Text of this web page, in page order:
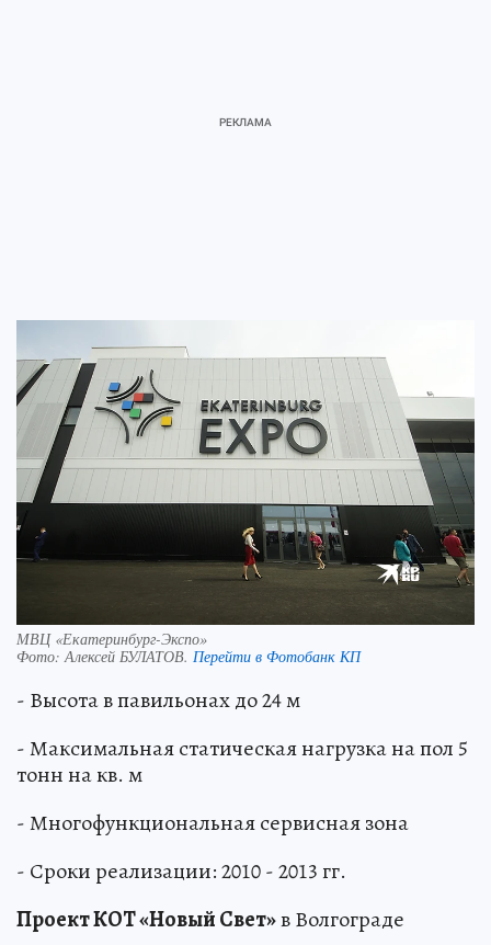
МВЦ «Екатеринбург­-Экспо»
Фото:Алексей БУЛАТОВ. Перейти в Фотобанк КП
- Высота в павильонах до 24 м
- Максимальная статическая нагрузка на пол 5
тонн на кв. м
- Многофункциональная сервисная зона
- Сроки реализации: 2010 - 2013 гг.
Проект КОТ «Новый Свет»в Волгограде